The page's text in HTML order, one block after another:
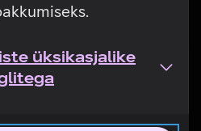
üksikasjalike